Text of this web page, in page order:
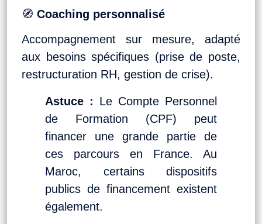
🧭 Coaching personnalisé
Accompagnement sur mesure, adapté
aux besoins spécifiques (prise de poste,
restructuration RH, gestion de crise).
Astuce : Le Compte Personnel
de Formation (CPF) peut
financer une grande partie de
ces parcours en France. Au
Maroc, certains dispositifs
publics de financement existent
également.